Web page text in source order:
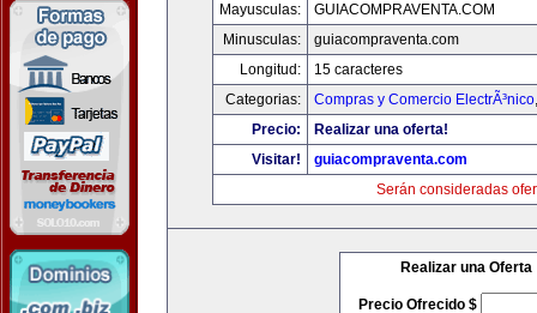
Mayusculas:
GUIACOMPRAVENTA.COM
Minusculas:
guiacompraventa.com
Longitud:
15 caracteres
Categorias:
Compras y Comercio ElectrÃ³nico
Precio:
Realizar una oferta!
Visitar!
guiacompraventa.com
Serán consideradas
Realizar una Oferta
Precio Ofrecido $